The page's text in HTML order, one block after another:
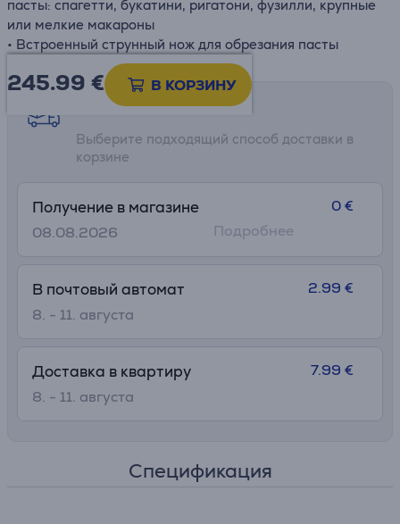
пасты: спагетти, букатини, ригатони, фузилли, крупные
или мелкие макароны
• Встроенный струнный нож для обрезания пасты
245.99 € В КОРЗИНУ
Возможности доставки
Выберите подходящий способ доставки в
корзине
Получение в магазине
08.08.2026
0 €
Подробнее
В почтовый автомат
8. - 11. августа
2.99 €
Доставка в квартиру
8. - 11. августа
7.99 €
Спецификация